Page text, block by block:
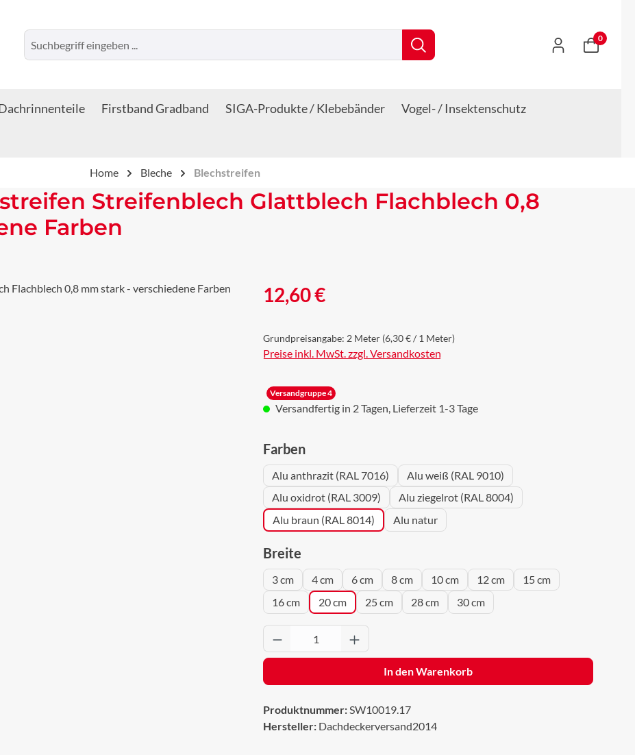
0
Firstband Gradband SIGA-Produkte / Klebebänder
Vogel- / Insektenschutz
Home Bleche Blechstreifen
Streifenblech Glattblech Flachblech 0,8
Farben
Regulärer Preis:
12,60 €
Grundpreisangabe: 2 Meter (6,30 € / 1 Meter)
Preise inkl. MwSt. zzgl. Versandkosten
Versandgruppe 4
Versandfertig in 2 Tagen, Lieferzeit 1-3 Tage
Farbenauswählen
Alu anthrazit (RAL 7016)
Alu weiß (RAL 9010)
Alu oxidrot (RAL 3009)
Alu ziegelrot (RAL 8004)
Alu braun (RAL 8014)
Alu natur
Breiteauswählen
3 cm 4 cm 6 cm 8 cm 10 cm 12 cm
15 cm
16 cm
20 cm 25 cm 28 cm 30 cm
Produkt Anzahl: Gib den gewünschten Wert ein
In den Warenkorb
Produktnummer:SW10019.17
Hersteller: Dachdeckerversand2014